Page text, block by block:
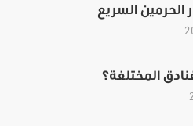
السريع
المختلفة؟